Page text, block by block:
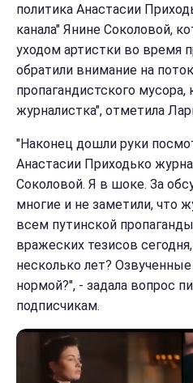
политика Анастасии
канала" Янине Соколовой,
уходом артистки во время
обратили внимание на
пропагандистского
журналистка", отметила
"Наконец дошли руки
Анастасии Приходько
Соколовой. Я в шоке. За
многие и не заметили, что
всем путинской
вражеских тезисов
несколько лет?
нормой?", - задала вопрос
подписчикам.